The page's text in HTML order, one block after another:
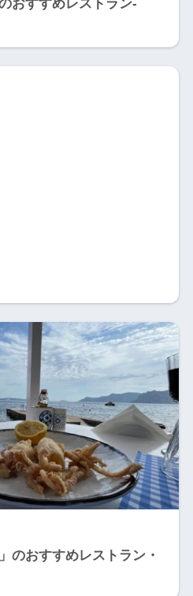
おすすめレストラン-
のおすすめレストラン・